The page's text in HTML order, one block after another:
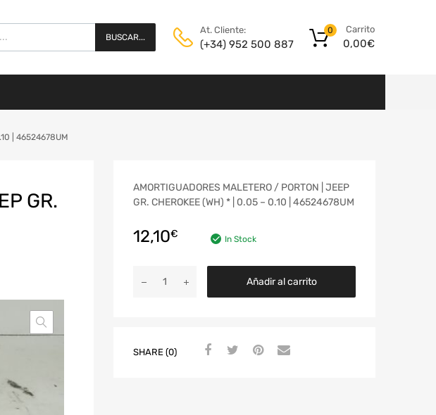
BUSCAR...
At. Cliente:
(+34) 952 500 887
Carrito
0,00€
0
| 46524678UM
GR.
AMORTIGUADORES MALETERO / PORTON | JEEP
GR. CHEROKEE (WH) * | 0.05 – 0.10 | 46524678UM
12,10€ In Stock
Añadir al carrito
SHARE (0)